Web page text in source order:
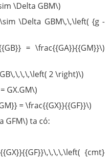
\Delta GBM\)
\Delta GBM\,\,\left( {g -
= \frac{{GA}}{{GM}}\)
2 \right)\)
GX.GM\)
= \frac{{GX}}{{GF}}\)
GFM\) ta có:
{cmt}